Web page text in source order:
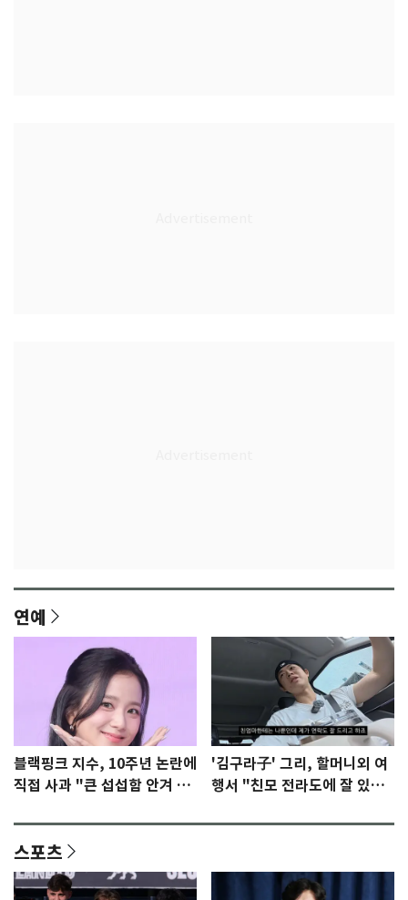
연예
블랙핑크 지수, 10주년 논란에
직접 사과 "큰 섭섭함 안겨 미
'김구라子' 그리, 할머니외 여
행서 "친모 전라도에 잘 있
스포츠